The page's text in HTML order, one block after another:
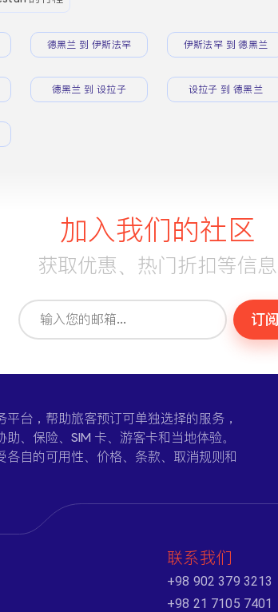
德黑兰 到 伊斯法罕 伊斯法罕 到 德黑兰
德黑兰 到 设拉子 设拉子 到 德黑兰
加入我们的社区
获取优惠、热门折扣等信息
订阅
台，帮助旅客预订可单独选择的服务，
、保险、SIM 卡、游客卡和当地体验。
自的可用性、价格、条款、取消规则和
联系我们
+98 902 379 3213
+98 21 7105 7401